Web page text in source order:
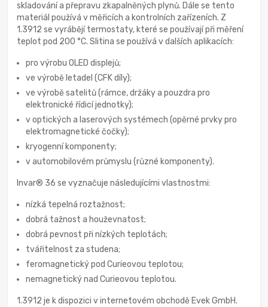
skladování a přepravu zkapalněných plynů. Dále se tento
materiál používá v měřicích a kontrolních zařízeních. Z
1.3912 se vyrábějí termostaty, které se používají při měření
teplot pod 200 °C. Slitina se používá v dalších aplikacích:
pro výrobu OLED displejů;
ve výrobě letadel (CFK díly);
ve výrobě satelitů (rámce, držáky a pouzdra pro
elektronické řídicí jednotky);
v optických a laserových systémech (opěrné prvky pro
elektromagnetické čočky);
kryogenní komponenty;
v automobilovém průmyslu (různé komponenty).
Invar® 36 se vyznačuje následujícími vlastnostmi:
nízká tepelná roztažnost;
dobrá tažnost a houževnatost;
dobrá pevnost při nízkých teplotách;
tvářitelnost za studena;
feromagnetický pod Curieovou teplotou;
nemagnetický nad Curieovou teplotou.
1.3912 je k dispozici v internetovém obchodě Evek GmbH.